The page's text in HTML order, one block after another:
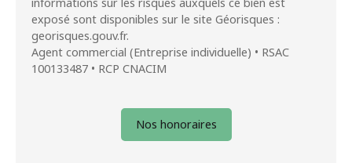
exposé sont disponibles sur le site Géorisques :
georisques.gouv.fr.
Agent commercial (Entreprise individuelle) • RSAC
100133487 • RCP CNACIM
Nos honoraires